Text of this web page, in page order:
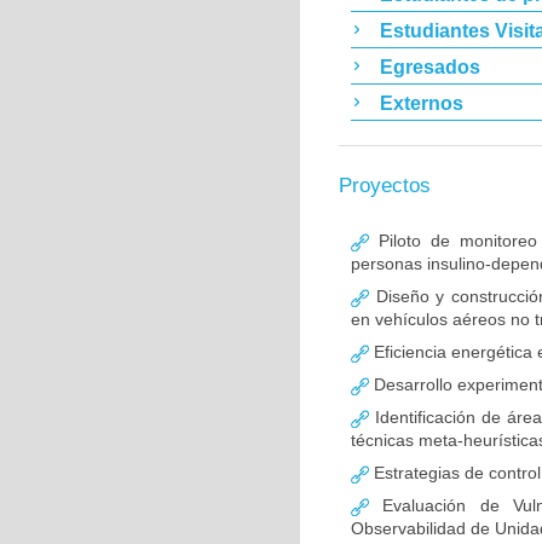
Estudiantes
Egresados
Externos
Proyectos
Piloto de
personas insulino-
Diseño y
en vehículos aéreos no
Eficiencia energética
Desarrollo
Identificación de
técnicas meta-
Estrategias de
Evaluación de
Observabilidad de